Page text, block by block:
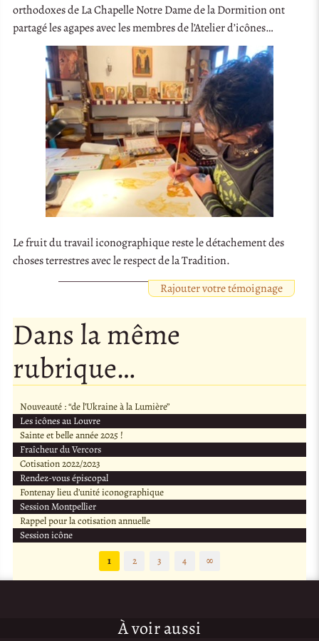
orthodoxes de La Chapelle Notre Dame de la Dormition ont
partagé les agapes avec les membres de l’Atelier d’icônes…
Le fruit du travail iconographique reste le détachement des
choses terrestres avec le respect de la Tradition.
Rajouter votre témoignage
Dans la même
rubrique…
Nouveauté : “de l’Ukraine à la Lumière”
Les icônes au Louvre
Sainte et belle année 2025 !
Fraîcheur du Vercors
Cotisation 2022/2023
Rendez-vous épiscopal
Fontenay lieu d’unité iconographique
Session Montpellier
Rappel pour la cotisation annuelle
Session icône
1
2 3 4 ∞
À voir aussi